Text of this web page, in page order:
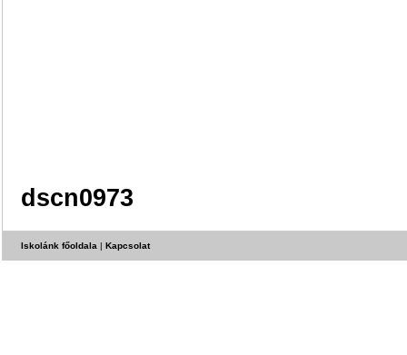
dscn0973
Iskolánk főoldala | Kapcsolat